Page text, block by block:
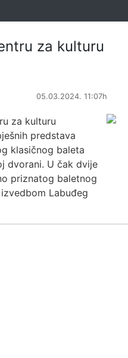
za kulturu
05.03.2024. 11:07h
za kulturu
predstava
klasičnog baleta
dvorani. U čak dvije
priznatog baletnog
Labuđeg